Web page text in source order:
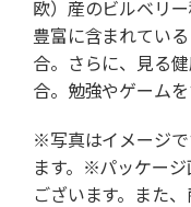
欧）産のビルベリ
豊富に含まれてい
合。さらに、見る
合。勉強やゲーム
※写真はイメージで
ます。※パッケー
ございます。また